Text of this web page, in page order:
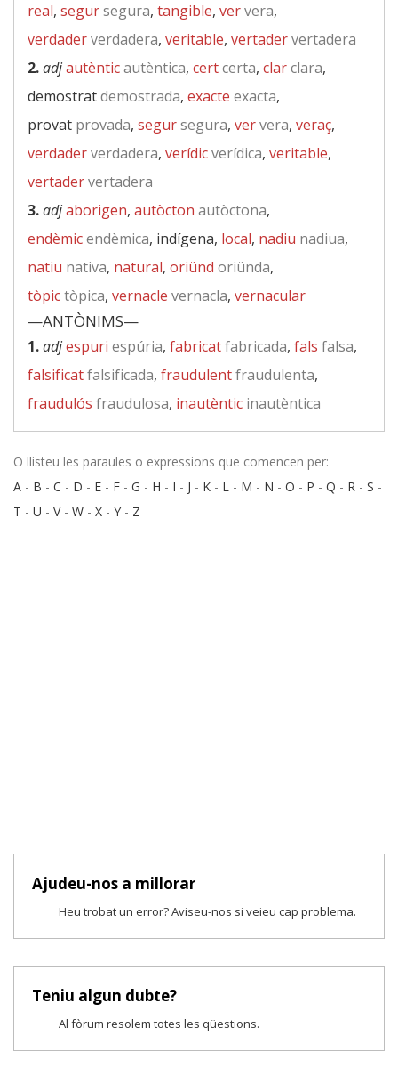
real, segursegura, tangible, ververa,
verdaderverdadera, veritable, vertadervertadera
2.adjautènticautèntica, certcerta, clarclara,
demostratdemostrada, exacte exacta,
provat provada, segursegura, ververa, veraç,
verdaderverdadera, verídicverídica, veritable,
vertadervertadera
3.adjaborigen, autòcton autòctona,
endèmicendèmica, indígena, local, nadiu nadiua,
natiu nativa, natural, oriünd oriünda,
tòpictòpica, vernacle vernacla, vernacular
—ANTÒNIMS—
1.adjespuri espúria, fabricatfabricada, fals falsa,
falsificatfalsificada, fraudulentfraudulenta,
fraudulós fraudulosa, inautèntic inautèntica
O llisteu les paraules o expressions que comencen per:
A - B - C - D - E - F - G - H - I - J - K - L - M - N - O - P - Q - R - S -
T - U - V- W - X - Y - Z
Ajudeu-nos a millorar
Heu trobat un error? Aviseu-nos si veieu cap problema.
Teniu algun dubte?
Al fòrum resolem totes les qüestions.